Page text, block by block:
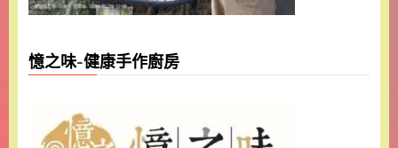
憶之味-健康手作廚房